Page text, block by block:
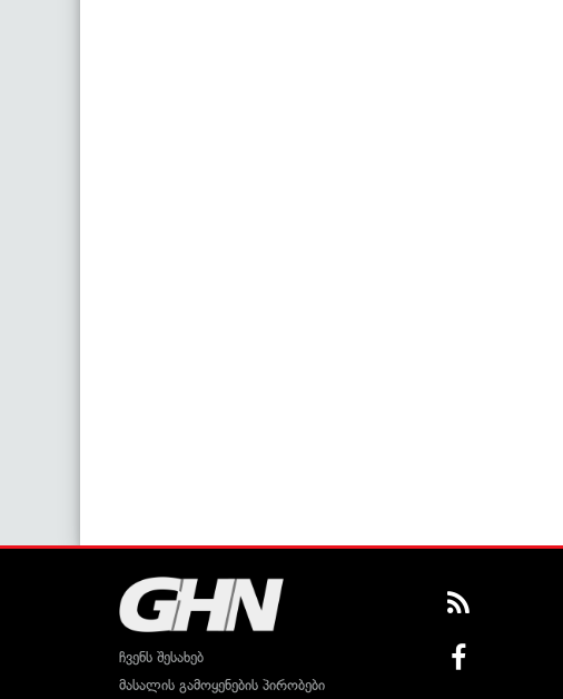
ჩვენს შესახებ
მასალის გამოყენების პირობები